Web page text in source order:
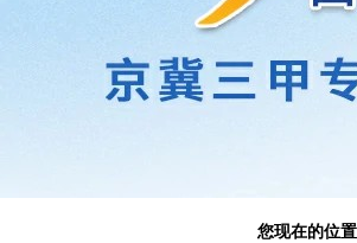
您现在的位置